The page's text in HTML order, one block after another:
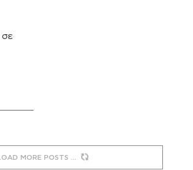
σε
MORE POSTS